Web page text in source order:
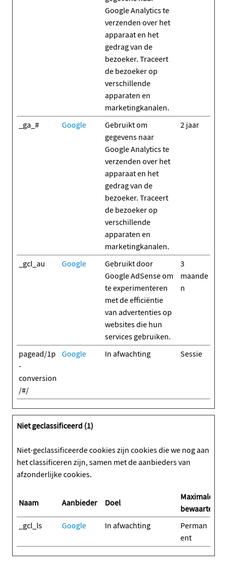
Google Analytics te
verzenden over het
apparaat en het
gedrag van de
bezoeker. Traceert
de bezoeker op
verschillende
apparaten en
marketingkanalen.
_ga_# Google
Gebruikt om
gegevens naar
Google Analytics te
verzenden over het
apparaat en het
gedrag van de
bezoeker. Traceert
de bezoeker op
verschillende
apparaten en
marketingkanalen.
2 jaar
_gcl_au Google
Gebruikt door
Google AdSense om
te experimenteren
met de efficiëntie
van advertenties op
websites die hun
services gebruiken.
3
maande
n
pagead/1p
-
conversion
/#/
Google In afwachting Sessie
Niet geclassificeerd (1)
Niet-geclassificeerde cookies zijn cookies die we nog aan
het classificeren zijn, samen met de aanbieders van
afzonderlijke cookies.
Naam Aanbieder Doel
Maximale
_gcl_ls
Google In afwachting
Perman
ent